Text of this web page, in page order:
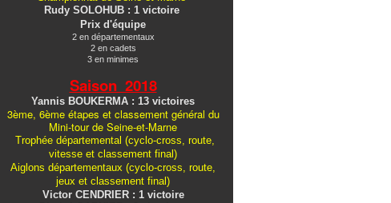
Rudy SOLOHUB : 1 victoire
Prix d'équipe
2 en départementaux
2 en cadets
3 en minimes
Saison 2018
Yannis BOUKERMA : 13 victoires
3ème, 6ème étapes et classement général du
Mini-tour de Seine-et-Marne
Trophée départemental (cyclo-cross, route,
vitesse et classement final)
Aiglons départementaux (cyclo-cross, route,
jeux et classement final)
Victor CENDRIER : 1 victoire